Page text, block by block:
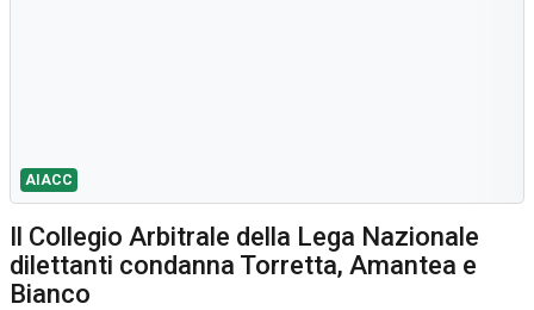
AIACC
Il Collegio Arbitrale della Lega Nazionale
dilettanti condanna Torretta, Amantea e
Bianco